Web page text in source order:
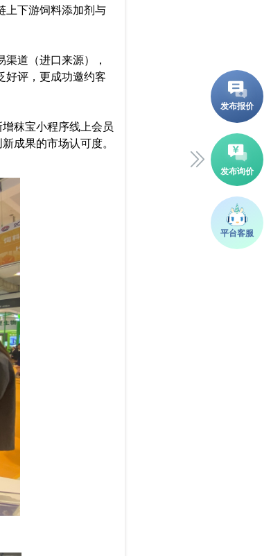
上下游饲料添加剂与
道（进口来源），
好评，更成功邀约客
秣宝小程序线上会员
成果的市场认可度。